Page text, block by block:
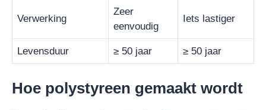
Verwerking
Zeer
eenvoudig
Iets lastiger
Levensduur ≥ 50 jaar ≥ 50 jaar
Hoe polystyreen gemaakt wordt